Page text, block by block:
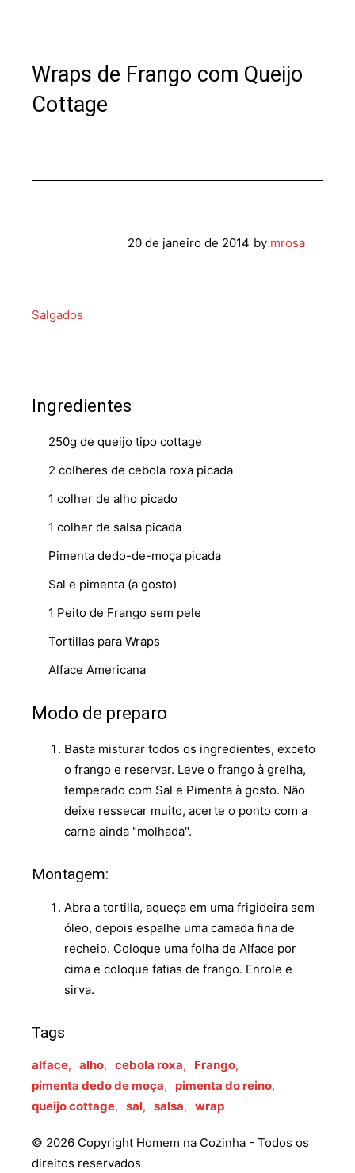
Wraps de Frango com Queijo
Cottage
20 de janeiro de 2014 by mrosa
Salgados
Ingredientes
250g de queijo tipo cottage
2 colheres de cebola roxa picada
1 colher de alho picado
1 colher de salsa picada
Pimenta dedo-de-moça picada
Sal e pimenta (a gosto)
1 Peito de Frango sem pele
Tortillas para Wraps
Alface Americana
Modo de preparo
Basta misturar todos os ingredientes, exceto
o frango e reservar. Leve o frango à grelha,
temperado com Sal e Pimenta à gosto. Não
deixe ressecar muito, acerte o ponto com a
carne ainda "molhada".
Montagem:
Abra a tortilla, aqueça em uma frigideira sem
óleo, depois espalhe uma camada fina de
recheio. Coloque uma folha de Alface por
cima e coloque fatias de frango. Enrole e
sirva.
Tags
alface, alho, cebola roxa, Frango,
pimenta dedo de moça, pimenta do reino,
queijo cottage, sal, salsa, wrap
© 2026 Copyright Homem na Cozinha - Todos os
direitos reservados